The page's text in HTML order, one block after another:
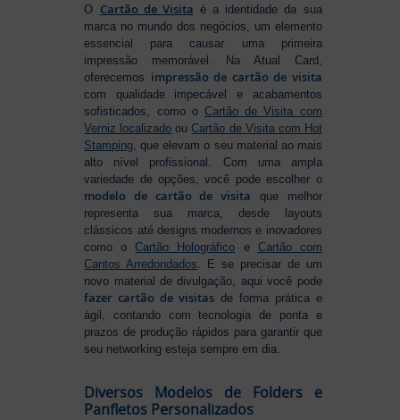
O Cartão de Visita é a identidade da sua
marca no mundo dos negócios, um elemento
essencial para causar uma primeira
impressão memorável. Na Atual Card,
oferecemos impressão de cartão de visita
com qualidade impecável e acabamentos
sofisticados, como o Cartão de Visita com
Verniz localizado ouCartão de Visita com Hot
Stamping, que elevam o seu material ao mais
alto nível profissional. Com uma ampla
variedade de opções, você pode escolher o
modelo de cartão de visita que melhor
representa sua marca, desde layouts
clássicos até designs modernos e inovadores
como oCartão Holográfico e Cartão com
Cantos Arredondados. E se precisar de um
novo material de divulgação, aqui você pode
fazer cartão de visitas de forma prática e
ágil, contando com tecnologia de ponta e
prazos de produção rápidos para garantir que
seu networking esteja sempre em dia.
Diversos Modelos de Folders e
Panfletos Personalizados